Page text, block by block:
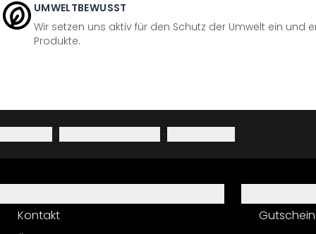
UMWELTBEWUSST
Wir setzen uns aktiv für den Schutz der Umwelt ein und
Produkte.
· ·
Kontakt